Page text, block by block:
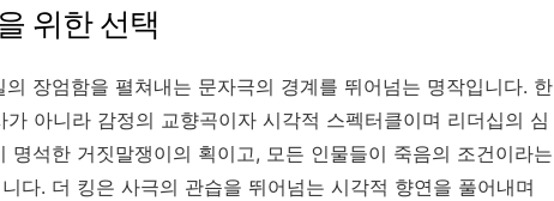
위한 선택
장엄함을 펼쳐내는 문자극의 경계를 뛰어넘는 명작입니다. 한
아니라 감정의 교향곡이자 시각적 스펙터클이며 리더십의 심
석한 거짓말쟁이의 획이고, 모든 인물들이 죽음의 조건이라는
다. 더 킹은 사극의 관습을 뛰어넘는 시각적 향연을 풀어내며